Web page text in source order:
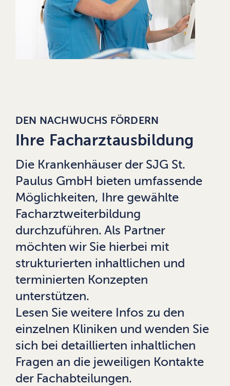
DEN NACHWUCHS FÖRDERN
Ihre Facharztausbildung
Die Krankenhäuser der SJG St.
Paulus GmbH bieten umfassende
Möglichkeiten, Ihre gewählte
Facharztweiterbildung
durchzuführen. Als Partner
möchten wir Sie hierbei mit
strukturierten inhaltlichen und
terminierten Konzepten
unterstützen.
Lesen Sie weitere Infos zu den
einzelnen Kliniken und wenden Sie
sich bei detaillierten inhaltlichen
Fragen an die jeweiligen Kontakte
der Fachabteilungen.